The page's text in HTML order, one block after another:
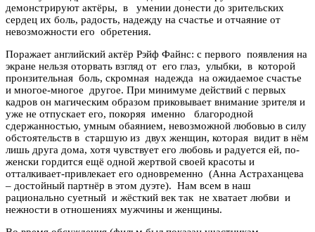
демонстрируют актёры, в умении донести до зрительских
сердец их боль, радость, надежду на счастье и отчаяние от
невозможности его обретения.
Поражает английский актёр Рэйф Файнс: с первого появления на
экране нельзя оторвать взгляд от его глаз, улыбки, в которой
пронзительная боль, скромная надежда на ожидаемое счастье
и многое-многое другое. При минимуме действий с первых
кадров он магическим образом приковывает внимание зрителя и
уже не отпускает его, покоряя именно благородной
сдержанностью, умным обаянием, невозможной любовью в силу
обстоятельств в старшую из двух женщин, которая видит в нём
лишь друга дома, хотя чувствует его любовь и радуется ей, по-
женски гордится ещё одной жертвой своей красоты и
отталкивает-привлекает его одновременно (Анна Астраханцева
– достойный партнёр в этом дуэте). Нам всем в наш
рационально суетный и жёсткий век так не хватает любви и
нежности в отношениях мужчины и женщины.